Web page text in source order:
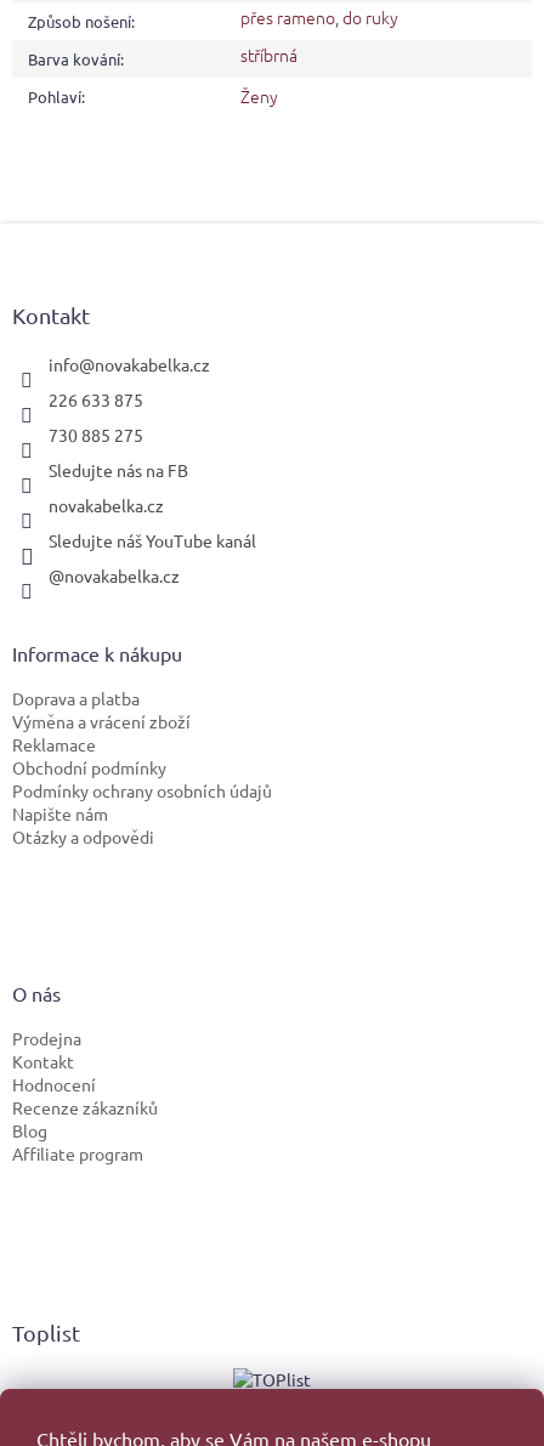
Chtěli bychom, aby se Vám na našem e-shopu
Způsob nošení: přes rameno,do ruky
Barva kování: stříbrná
Pohlaví: Ženy
Kontakt
info@novakabelka.cz
226 633 875
730 885 275
Sledujte nás na FB
novakabelka.cz
Sledujte náš YouTube kanál
@novakabelka.cz
Informace k nákupu
Doprava a platba
Výměna a vrácení zboží
Reklamace
Obchodní podmínky
Podmínky ochrany osobních údajů
Napište nám
Otázky a odpovědi
O nás
Prodejna
Kontakt
Hodnocení
Recenze zákazníků
Blog
Affiliate program
Toplist